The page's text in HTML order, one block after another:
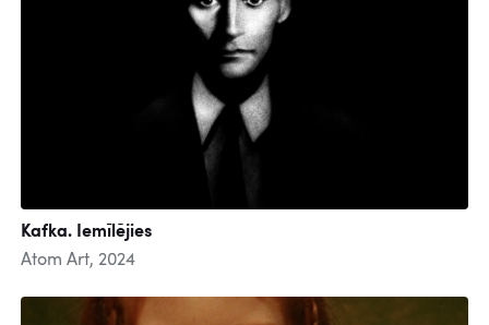
Kafka. Iemīlējies
Atom Art, 2024